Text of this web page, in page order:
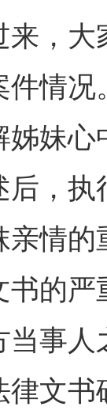
来，
情
妹
后，
亲情
的
事
律文